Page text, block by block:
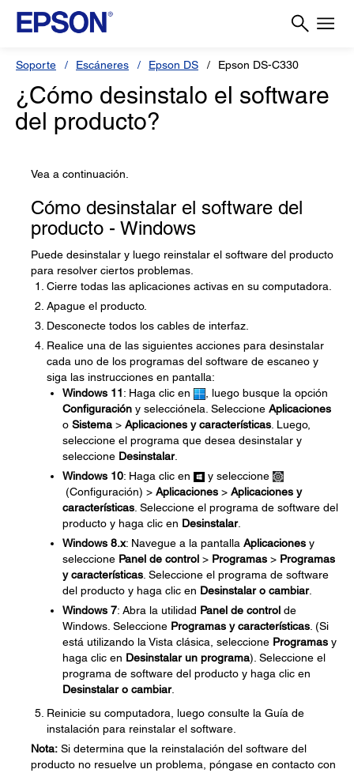
Soporte Escáneres Epson DS Epson DS-C330
¿Cómo desinstalo el software
del producto?
Vea a continuación.
Cómo desinstalar el software del
producto - Windows
Puede desinstalar y luego reinstalar el software del producto
para resolver ciertos problemas.
Cierre todas las aplicaciones activas en su computadora.
Apague el producto.
Desconecte todos los cables de interfaz.
Realice una de las siguientes acciones para desinstalar
cada uno de los programas del software de escaneo y
siga las instrucciones en pantalla:
Windows 11: Haga clic en
, luego busque la opción
Configuración y selecciónela. Seleccione Aplicaciones
o Sistema > Aplicaciones y características . Luego,
seleccione el programa que desea desinstalar y
seleccione Desinstalar.
Windows 10: Haga clic en
y seleccione
(Configuración) > Aplicaciones > Aplicaciones y
características . Seleccione el programa de software del
producto y haga clic en Desinstalar.
Windows 8.x: Navegue a la pantalla Aplicaciones y
seleccione Panel de control > Programas > Programas
y características . Seleccione el programa de software
del producto y haga clic en Desinstalar o cambiar.
Windows 7: Abra la utilidad Panel de control de
Windows. Seleccione Programas y características . (Si
está utilizando la Vista clásica, seleccione Programas y
haga clic en Desinstalar un programa). Seleccione el
programa de software del producto y haga clic en
Desinstalar o cambiar.
Reinicie su computadora, luego consulte la Guía de
instalación para reinstalar el software.
Nota: Si determina que la reinstalación del software del
producto no resuelve un problema, póngase en contacto con